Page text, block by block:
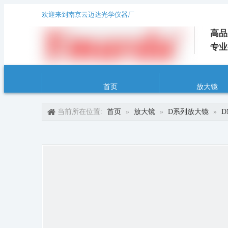
欢迎来到南京云迈达光学仪器厂
高
专
首页 放大镜
当前所在位置: 首页 » 放大镜 » D系列放大镜 »